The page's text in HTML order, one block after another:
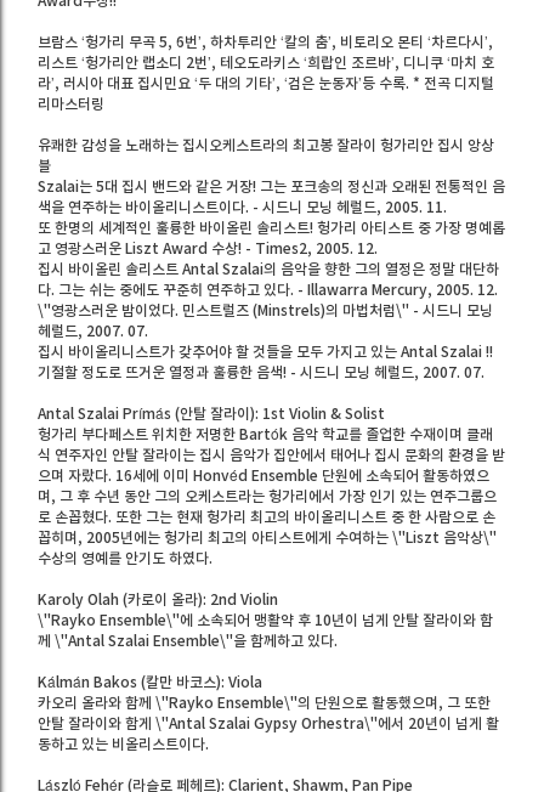
브람스 ‘헝가리 무곡 5, 6번’, 하차투리안 ‘칼의 춤’, 비토리오 몬티 ‘차르다시’,
리스트 ‘헝가리안 랩소디 2번’, 테오도라키스 ‘희랍인 조르바’, 디니쿠 ‘마치 호
라’, 러시아 대표 집시민요 ‘두 대의 기타’, ‘검은 눈동자’등 수록. * 전곡 디지털
리마스터링
유쾌한 감성을 노래하는 집시오케스트라의 최고봉 잘라이 헝가리안 집시 앙상
블
Szalai는 5대 집시 밴드와 같은 거장! 그는 포크송의 정신과 오래된 전통적인 음
색을 연주하는 바이올리니스트이다. - 시드니 모닝 헤럴드, 2005. 11.
또 한명의 세계적인 훌륭한 바이올린 솔리스트! 헝가리 아티스트 중 가장 명예롭
고 영광스러운 Liszt Award 수상! - Times2, 2005. 12.
집시 바이올린 솔리스트 Antal Szalai의 음악을 향한 그의 열정은 정말 대단하
다. 그는 쉬는 중에도 꾸준히 연주하고 있다. - Illawarra Mercury, 2005. 12.
\"영광스러운 밤이었다. 민스트럴즈 (Minstrels)의 마법처럼\" - 시드니 모닝
헤럴드, 2007. 07.
집시 바이올리니스트가 갖추어야 할 것들을 모두 가지고 있는 Antal Szalai !!
기절할 정도로 뜨거운 열정과 훌륭한 음색! - 시드니 모닝 헤럴드, 2007. 07.
Antal Szalai Prímás (안탈 잘라이): 1st Violin & Solist
헝가리 부다페스트 위치한 저명한 Bartók 음악 학교를 졸업한 수재이며 클래
식 연주자인 안탈 잘라이는 집시 음악가 집안에서 태어나 집시 문화의 환경을 받
으며 자랐다. 16세에 이미 Honvéd Ensemble 단원에 소속되어 활동하였으
며, 그 후 수년 동안 그의 오케스트라는 헝가리에서 가장 인기 있는 연주그룹으
로 손꼽혔다. 또한 그는 현재 헝가리 최고의 바이올리니스트 중 한 사람으로 손
꼽히며, 2005년에는 헝가리 최고의 아티스트에게 수여하는 \"Liszt 음악상\"
수상의 영예를 안기도 하였다.
Karoly Olah (카로이 올라): 2nd Violin
\"Rayko Ensemble\"에 소속되어 맹활약 후 10년이 넘게 안탈 잘라이와 함
께 \"Antal Szalai Ensemble\"을 함께하고 있다.
Kálmán Bakos (칼만 바코스): Viola
카오리 올라와 함께 \"Rayko Ensemble\"의 단원으로 활동했으며, 그 또한
안탈 잘라이와 함게 \"Antal Szalai Gypsy Orhestra\"에서 20년이 넘게 활
동하고 있는 비올리스트이다.
László Fehér (라슬로 페헤르): Clarient, Shawm, Pan Pipe